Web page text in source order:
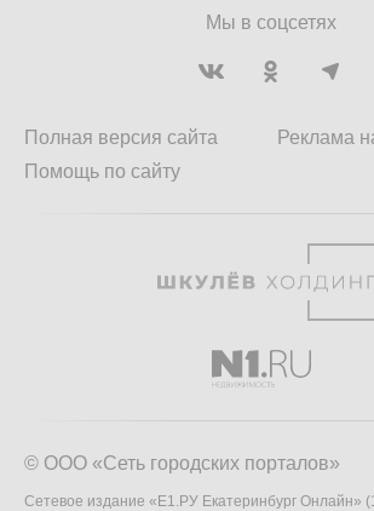
Мы в соцсетях
Полная версия сайта
Помощь по сайту
Реклама
© ООО «Сеть городских порталов»
Сетевое издание «Е1.РУ Екатеринбург Онлайн»